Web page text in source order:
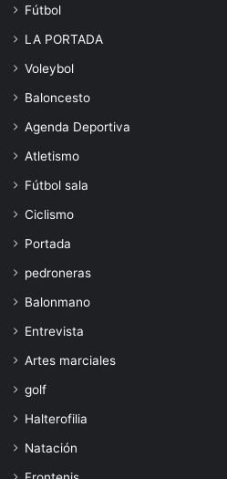
Fútbol
LA PORTADA
Voleybol
Baloncesto
Agenda Deportiva
Atletismo
Fútbol sala
Ciclismo
Portada
pedroneras
Balonmano
Entrevista
Artes marciales
golf
Halterofilia
Natación